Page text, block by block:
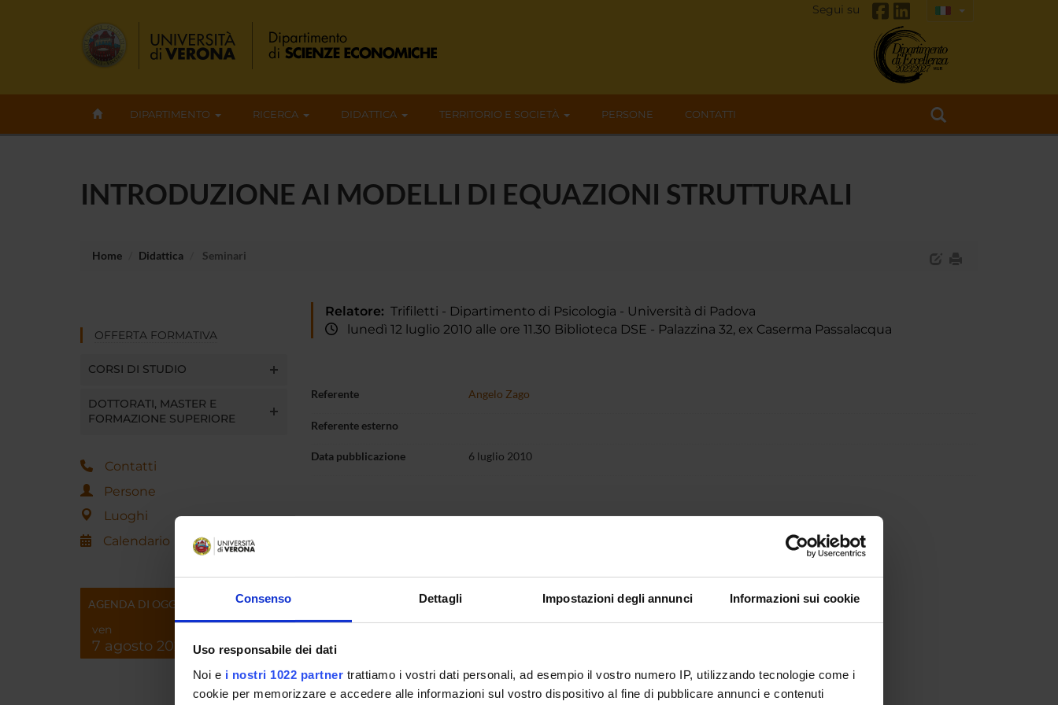
Consenso Dettagli Impostazioni degli annunci Informazioni sui cookie
Uso responsabile dei dati
Noi e i nostri 1022 partner trattiamo i vostri dati personali, ad esempio il vostro numero IP, utilizzando tecnologie come i
cookie per memorizzare e accedere alle informazioni sul vostro dispositivo al fine di pubblicare annunci e contenuti
Segui su
DIPARTIMENTO RICERCA DIDATTICA TERRITORIO E SOCIETÀ PERSONE CONTATTI
INTRODUZIONE AI MODELLI DI EQUAZIONI STRUTTURALI
Home Didattica Seminari
OFFERTA FORMATIVA
CORSI DI STUDIO
DOTTORATI, MASTER E
FORMAZIONE SUPERIORE
Contatti
Persone
Luoghi
Calendario
AGENDA DI OGGI
ven
7 agosto 2026
Relatore: Trifiletti - Dipartimento di Psicologia - Università di Padova
lunedì 12 luglio 2010 alle ore 11.30 Biblioteca DSE - Palazzina 32, ex Caserma Passalacqua
Referente Angelo Zago
Referente esterno
Data pubblicazione 6 luglio 2010